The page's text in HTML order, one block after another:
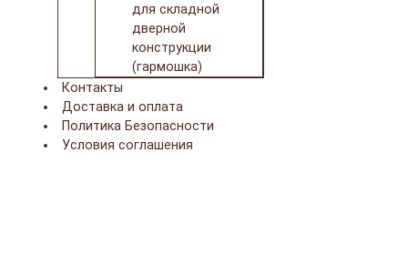
для складной
дверной
конструкции
(гармошка)
Контакты
Доставка и оплата
Политика Безопасности
Условия соглашения